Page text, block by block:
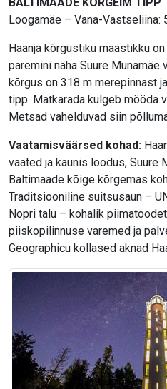
BALTIMAADE KÕRGEIM TIPP
Loogamäe – Vana-Vastseliina:
Haanja kõrgustiku maastikku
paremini näha Suure Munamäe
kõrgus on 318 m merepinnast
tipp. Matkarada kulgeb mööda
Metsad vahelduvad siin
Vaatamisväärsed kohad:
vaated ja kaunis loodus, Suure
Baltimaade kõige kõrgemas
Traditsiooniline suitsusaun –
Nopri talu – kohalik
piiskopilinnuse varemed ja
Geographicu kollased aknad